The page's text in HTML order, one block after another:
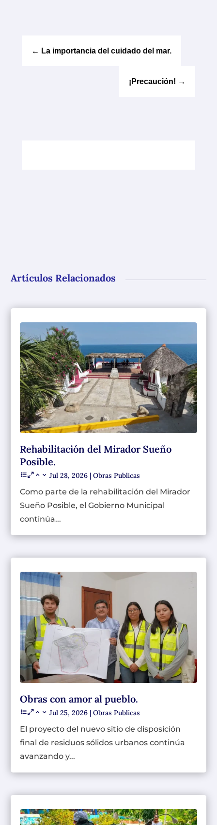
← La importancia del cuidado del mar.
¡Precaución! →
Artículos Relacionados
Rehabilitación del Mirador Sueño
Posible.
Jul 28, 2026 |Obras Publicas
Como parte de la rehabilitación del Mirador
Sueño Posible, el Gobierno Municipal
continúa...
Obras con amor al pueblo.
Jul 25, 2026 |Obras Publicas
El proyecto del nuevo sitio de disposición
final de residuos sólidos urbanos continúa
avanzando y...